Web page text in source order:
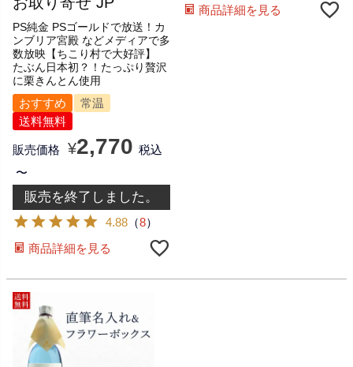
PS純金 PSゴールドで放送！カ
ンブリア宮殿 などメディアで多
数放映【ちこり村で大好評】
たぶん日本初？！たっぷり贅沢
に栗きんとん使用
おすすめ
常温
送料無料
販売価格 ¥2,770 税込
〜
販売を終了しました。
4.88 （8）
商品詳細を見る
商品詳細を見る